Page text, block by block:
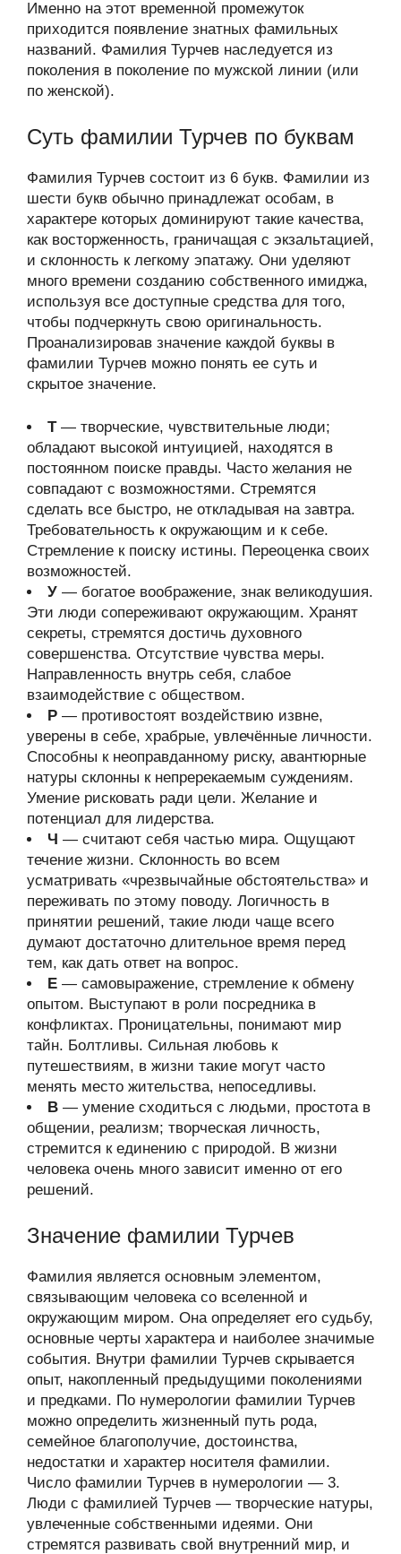
Именно на этот временной промежуток
приходится появление знатных фамильных
названий. Фамилия Турчев наследуется из
поколения в поколение по мужской линии (или
по женской).
Суть фамилии Турчев по буквам
Фамилия Турчев состоит из 6 букв. Фамилии из
шести букв обычно принадлежат особам, в
характере которых доминируют такие качества,
как восторженность, граничащая с экзальтацией,
и склонность к легкому эпатажу. Они уделяют
много времени созданию собственного имиджа,
используя все доступные средства для того,
чтобы подчеркнуть свою оригинальность.
Проанализировав значение каждой буквы в
фамилии Турчев можно понять ее суть и
скрытое значение.
Т— творческие, чувствительные люди;
обладают высокой интуицией, находятся в
постоянном поиске правды. Часто желания не
совпадают с возможностями. Стремятся
сделать все быстро, не откладывая на завтра.
Требовательность к окружающим и к себе.
Стремление к поиску истины. Переоценка своих
возможностей.
У — богатое воображение, знак великодушия.
Эти люди сопереживают окружающим. Хранят
секреты, стремятся достичь духовного
совершенства. Отсутствие чувства меры.
Направленность внутрь себя, слабое
взаимодействие с обществом.
Р — противостоят воздействию извне,
уверены в себе, храбрые, увлечённые личности.
Способны к неоправданному риску, авантюрные
натуры склонны к непререкаемым суждениям.
Умение рисковать ради цели. Желание и
потенциал для лидерства.
Ч — считают себя частью мира. Ощущают
течение жизни. Склонность во всем
усматривать «чрезвычайные обстоятельства» и
переживать по этому поводу. Логичность в
принятии решений, такие люди чаще всего
думают достаточно длительное время перед
тем, как дать ответ на вопрос.
Е — самовыражение, стремление к обмену
опытом. Выступают в роли посредника в
конфликтах. Проницательны, понимают мир
тайн. Болтливы. Сильная любовь к
путешествиям, в жизни такие могут часто
менять место жительства, непоседливы.
В — умение сходиться с людьми, простота в
общении, реализм; творческая личность,
стремится к единению с природой. В жизни
человека очень много зависит именно от его
решений.
Значение фамилии Турчев
Фамилия является основным элементом,
связывающим человека со вселенной и
окружающим миром. Она определяет его судьбу,
основные черты характера и наиболее значимые
события. Внутри фамилии Турчев скрывается
опыт, накопленный предыдущими поколениями
и предками. По нумерологии фамилии Турчев
можно определить жизненный путь рода,
семейное благополучие, достоинства,
недостатки и характер носителя фамилии.
Число фамилии Турчев в нумерологии — 3.
Люди с фамилией Турчев — творческие натуры,
увлеченные собственными идеями. Они
стремятся развивать свой внутренний мир, и